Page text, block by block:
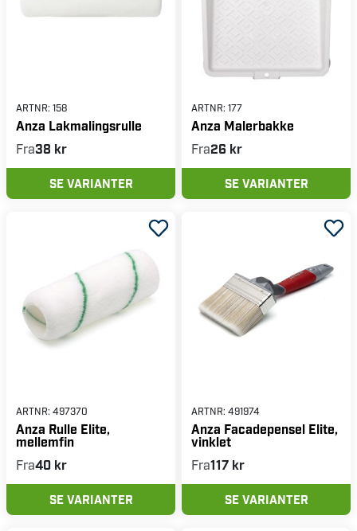
ARTNR: 158
Anza Lakmalingsrulle
Fra38 kr
SE VARIANTER
ARTNR: 177
Anza Malerbakke
Fra26 kr
SE VARIANTER
ARTNR: 497370
Anza Rulle Elite,
mellemfin
Fra40 kr
SE VARIANTER
ARTNR: 491974
Anza Facadepensel Elite,
vinklet
Fra117 kr
SE VARIANTER